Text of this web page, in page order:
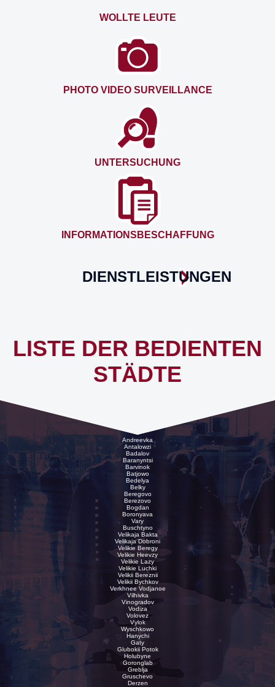
WOLLTE LEUTE
PHOTO VIDEO SURVEILLANCE
UNTERSUCHUNG
INFORMATIONSBESCHAFFUNG
DIENSTLEISTUNGEN
LISTE DER BEDIENTEN
STÄDTE
Andreevka
Antalowzi
Badalov
Baranyntsi
Barvinok
Batjowo
Bedelya
Belky
Beregovo
Berezovo
Bogdan
Boronyava
Vary
Buschtyno
Velikaja Bakta
Velikaja Dobroni
Velikie Beregy
Velikie Heevzy
Velikie Lazy
Velikie Luchki
Velikii Bereznii
Velikii Bychkov
Verkhnee Vodjanoe
Vilhivka
Vinogradov
Vodiza
Volovez
Vylok
Wyschkowo
Hanychi
Gaty
Glubokii Potok
Holubyne
Goronglab
Greblja
Gruschevo
Derzen